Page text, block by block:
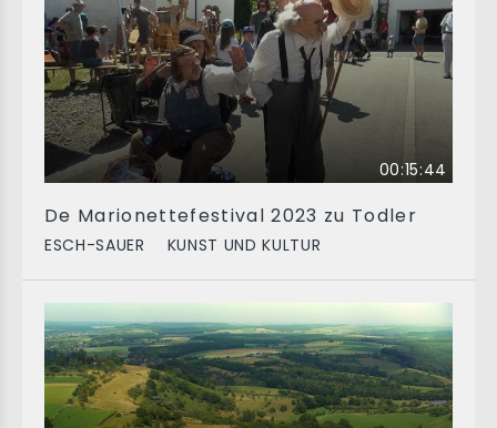
00:15:44
De Marionettefestival 2023 zu Todler
ESCH-SAUER KUNST UND KULTUR